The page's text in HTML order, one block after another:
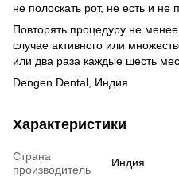
не полоскать рот, не есть и не
Повторять процедуру не
случае активного или
или два раза каждые шесть
Dengen Dental, Индия
Характеристики
Страна
производитель
Индия